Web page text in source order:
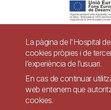
Pie
página
Accessibilitat
La pàgina de l'Hospital
cookies pròpies i de
l’experiència de l’usuari.
En cas de continuar
web entenem que
cookies.